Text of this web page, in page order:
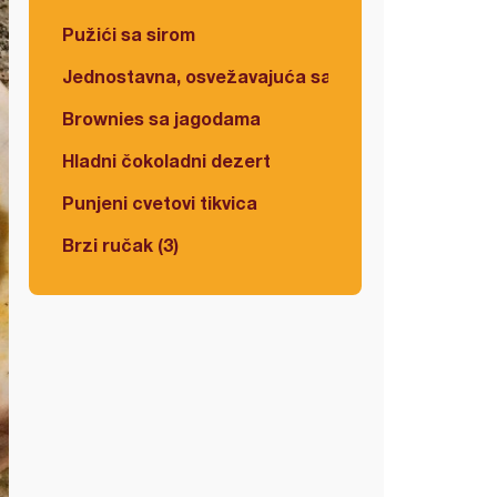
Pužići sa sirom
Jednostavna, osvežavajuća salata
Brownies sa jagodama
Hladni čokoladni dezert
Punjeni cvetovi tikvica
Brzi ručak (3)